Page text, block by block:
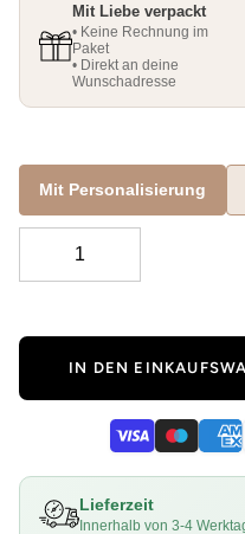
Mit Liebe verpackt
• Keine Rechnung im
Paket
• Direkt an deine
Wunschadresse
Mit Personalisierung
IN DEN
Lieferzeit
Innerhalb von 3-4